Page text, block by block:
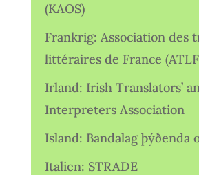
(KAOS)
Frankrig: Association des
littéraires de France
Irland: Irish Translators’
Interpreters Association
Island: Bandalag þýðenda
Italien: STRADE